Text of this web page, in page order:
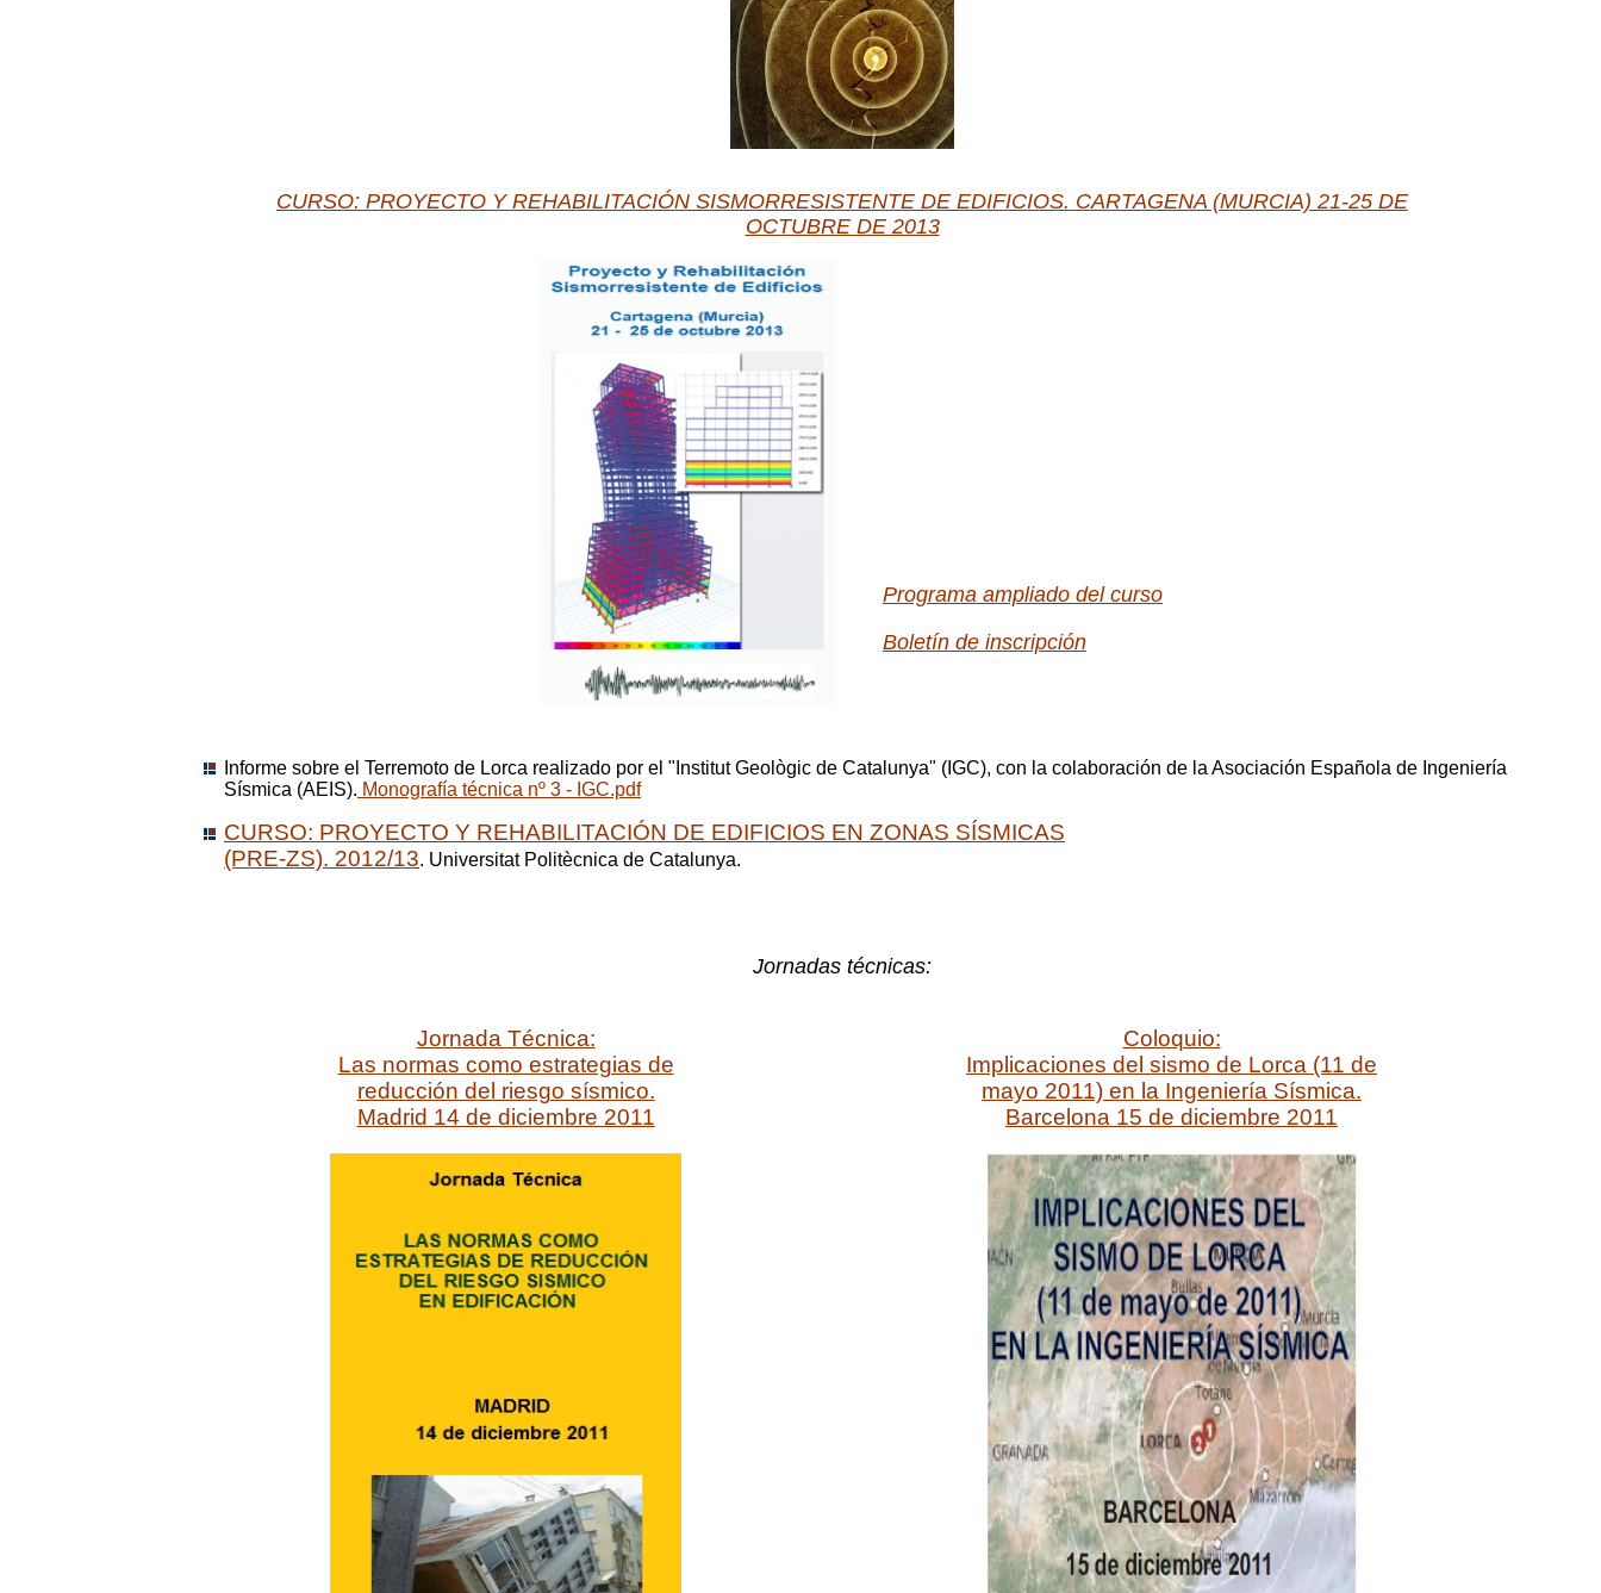
CURSO: PROYECTO Y REHABILITACIÓN SISMORRESISTENTE DE EDIFICIOS. CARTAGENA (MURCIA) 21-25 DE
OCTUBRE DE 2013
Programa ampliado del curso
Boletín de inscripción
Informe sobre el Terremoto de Lorca realizado por el "Institut Geològic de Catalunya" (IGC), con la colaboración de la Asociación Española de Ingeniería
Sísmica (AEIS). Monografía técnica nº 3 - IGC.pdf
CURSO: PROYECTO Y REHABILITACIÓN DE EDIFICIOS EN ZONAS SÍSMICAS
(PRE-ZS). 2012/13. Universitat Politècnica de Catalunya.
Jornadas técnicas:
Jornada Técnica:
Las normas como estrategias de
reducción del riesgo sísmico.
Madrid 14 de diciembre 2011
Coloquio:
Implicaciones del sismo de Lorca (11 de
mayo 2011) en la Ingeniería Sísmica.
Barcelona 15 de diciembre 2011